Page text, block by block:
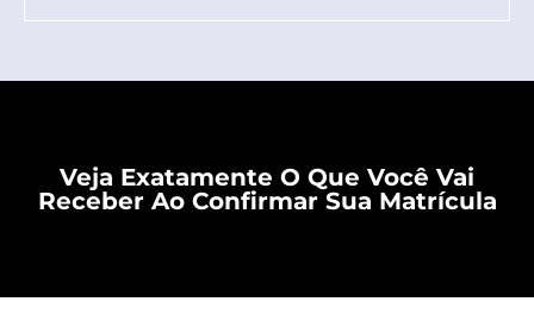
Veja Exatamente O Que Você Vai
Receber Ao Confirmar Sua Matrícula​